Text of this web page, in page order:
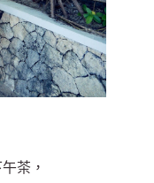
茶，